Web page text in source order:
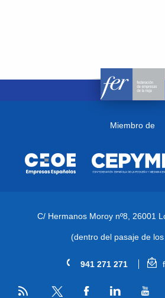
Miembro de
C/ Hermanos Moroy nº8, 26001
(dentro del pasaje de
941 271 271
RSS